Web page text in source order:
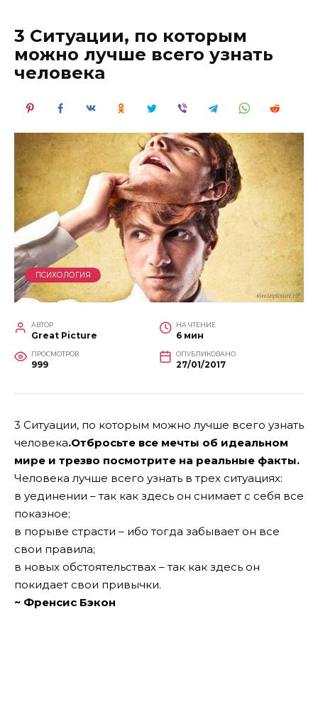
3 Ситуации, по которым
можно лучше всего узнать
человека
ПСИХОЛОГИЯ
АВТОР
Great Picture
НА ЧТЕНИЕ
6 мин
ПРОСМОТРОВ
999
ОПУБЛИКОВАНО
27/01/2017
3 Ситуации, по которым можно лучше всего узнать
человека.Отбросьте все мечты об идеальном
мире и трезво посмотрите на реальные факты.
Человека лучше всего узнать в трех ситуациях:
в уединении – так как здесь он снимает с себя все
показное;
в порыве страсти – ибо тогда забывает он все
свои правила;
в новых обстоятельствах – так как здесь он
покидает свои привычки.
~ Френсис Бэкон